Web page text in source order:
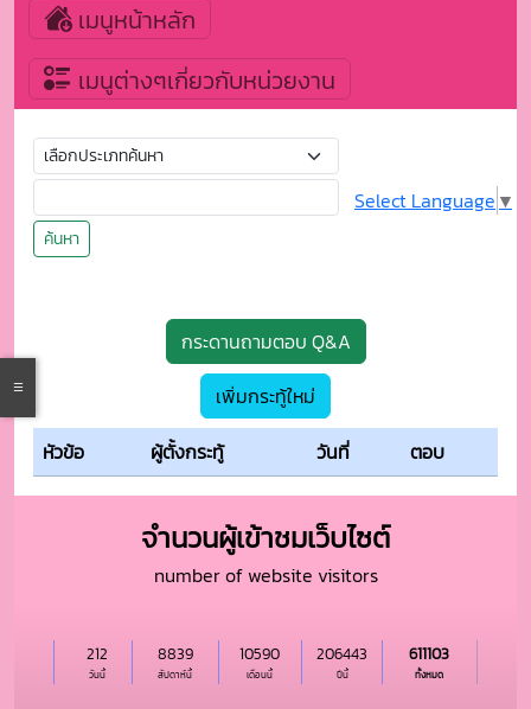
เมนูหน้าหลัก
เมนูต่างๆเกี่ยวกับหน่วยงาน
ค้นหา
Select Language ▼
กระดานถามตอบ Q&A
เพิ่มกระทู้ใหม่
หัวข้อ
ผู้ตั้งกระทู้ วันที่ ตอบ
จำนวนผู้เข้าชมเว็บไซต์
number of website visitors
วันนี้
212
สัปดาห์นี้
8839
เดือนนี้
10590
ปีนี้
206443
ทั้งหมด
611103